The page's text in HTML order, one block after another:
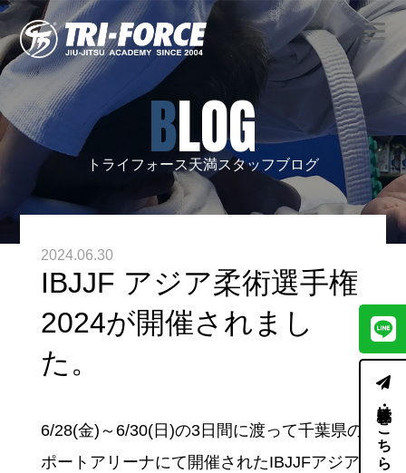
BLOG
トライフォース天満スタッフブログ
2024.06.30
IBJJF アジア柔術選手権
2024が開催されまし
た。
6/28(金)～6/30(日)の3日間に渡って千葉県の
ポートアリーナにて開催されたIBJJFアジア
体験・見学はこちら